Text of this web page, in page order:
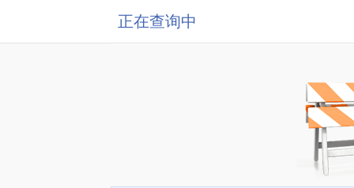
正在查询中